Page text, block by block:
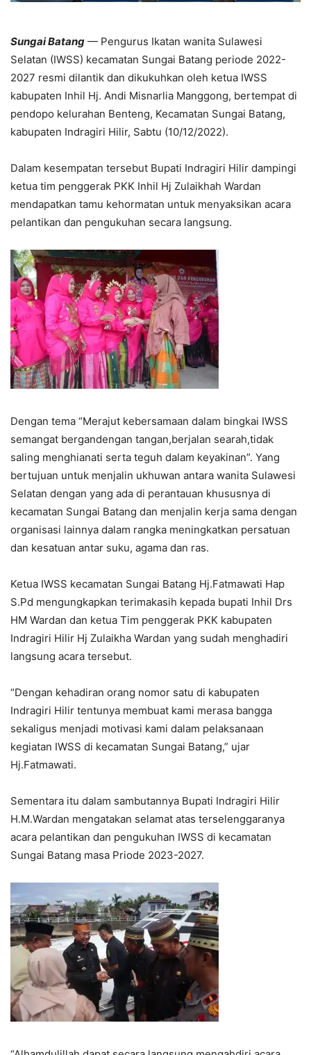
Sungai Batang — Pengurus Ikatan wanita Sulawesi
Selatan (IWSS) kecamatan Sungai Batang periode 2022-
2027 resmi dilantik dan dikukuhkan oleh ketua IWSS
kabupaten Inhil Hj. Andi Misnarlia Manggong, bertempat di
pendopo kelurahan Benteng, Kecamatan Sungai Batang,
kabupaten Indragiri Hilir, Sabtu (10/12/2022).
Dalam kesempatan tersebut Bupati Indragiri Hilir dampingi
ketua tim penggerak PKK Inhil Hj Zulaikhah Wardan
mendapatkan tamu kehormatan untuk menyaksikan acara
pelantikan dan pengukuhan secara langsung.
Dengan tema “Merajut kebersamaan dalam bingkai IWSS
semangat bergandengan tangan,berjalan searah,tidak
saling menghianati serta teguh dalam keyakinan”. Yang
bertujuan untuk menjalin ukhuwan antara wanita Sulawesi
Selatan dengan yang ada di perantauan khususnya di
kecamatan Sungai Batang dan menjalin kerja sama dengan
organisasi lainnya dalam rangka meningkatkan persatuan
dan kesatuan antar suku, agama dan ras.
Ketua IWSS kecamatan Sungai Batang Hj.Fatmawati Hap
S.Pd mengungkapkan terimakasih kepada bupati Inhil Drs
HM Wardan dan ketua Tim penggerak PKK kabupaten
Indragiri Hilir Hj Zulaikha Wardan yang sudah menghadiri
langsung acara tersebut.
“Dengan kehadiran orang nomor satu di kabupaten
Indragiri Hilir tentunya membuat kami merasa bangga
sekaligus menjadi motivasi kami dalam pelaksanaan
kegiatan IWSS di kecamatan Sungai Batang,” ujar
Hj.Fatmawati.
Sementara itu dalam sambutannya Bupati Indragiri Hilir
H.M.Wardan mengatakan selamat atas terselenggaranya
acara pelantikan dan pengukuhan IWSS di kecamatan
Sungai Batang masa Priode 2023-2027.